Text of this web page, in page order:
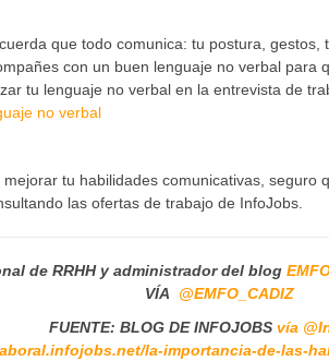
que todo comunica: tu postura,
con un buen lenguaje no verbal para
tu lenguaje no verbal en la entrevista de
no verbal
tu habilidades comunicativas,
las ofertas de trabajo de InfoJobs.
de RRHH y administrador del blog
VÍA
@EMFO_CADIZ
FUENTE: BLOG DE INFOJOBS vía
la-importancia-de-las-